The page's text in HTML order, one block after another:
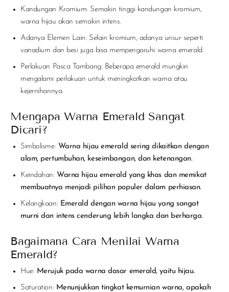
Kandungan Kromium: Semakin tinggi kandungan kromium,
warna hijau akan semakin intens.
Adanya Elemen Lain: Selain kromium, adanya unsur seperti
vanadium dan besi juga bisa mempengaruhi warna emerald.
Perlakuan Pasca Tambang: Beberapa emerald mungkin
mengalami perlakuan untuk meningkatkan warna atau
kejernihannya.
Mengapa Warna Emerald Sangat
Dicari?
Simbolisme: Warna hijau emerald sering dikaitkan dengan
alam, pertumbuhan, keseimbangan, dan ketenangan.
Keindahan: Warna hijau emerald yang khas dan memikat
membuatnya menjadi pilihan populer dalam perhiasan.
Kelangkaan: Emerald dengan warna hijau yang sangat
murni dan intens cenderung lebih langka dan berharga.
Bagaimana Cara Menilai Warna
Emerald?
Hue: Merujuk pada warna dasar emerald, yaitu hijau.
Saturation: Menunjukkan tingkat kemurnian warna, apakah